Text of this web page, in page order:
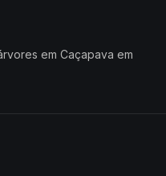
em Caçapava em